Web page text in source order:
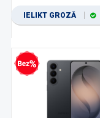
IELIKT GROZĀ
kredīts